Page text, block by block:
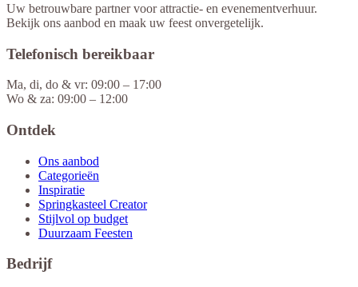
Uw betrouwbare partner voor attractie- en evenementverhuur.
Bekijk ons aanbod en maak uw feest onvergetelijk.
Telefonisch bereikbaar
Ma, di, do & vr: 09:00 – 17:00
Wo & za: 09:00 – 12:00
Ontdek
Ons aanbod
Categorieën
Inspiratie
Springkasteel Creator
Stijlvol op budget
Duurzaam Feesten
Bedrijf